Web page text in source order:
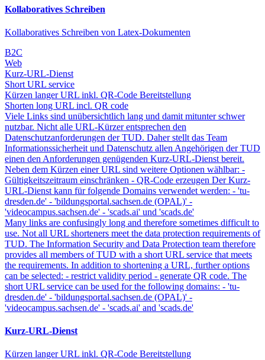
Kollaboratives Schreiben
Kollaboratives Schreiben von Latex-Dokumenten
B2C
Web
Kurz-URL-Dienst
Short URL service
Kürzen langer URL inkl. QR-Code Bereitstellung
Shorten long URL incl. QR code
Viele Links sind unübersichtlich lang und damit mitunter schwer
nutzbar. Nicht alle URL-Kürzer entsprechen den
Datenschutzanforderungen der TUD. Daher stellt das Team
Informationssicherheit und Datenschutz allen Angehörigen der TUD
einen den Anforderungen genügenden Kurz-URL-Dienst bereit.
Neben dem Kürzen einer URL sind weitere Optionen wählbar: -
Gültigkeitszeitraum einschränken - QR-Code erzeugen Der Kurz-
URL-Dienst kann für folgende Domains verwendet werden: - 'tu-
dresden.de' - 'bildungsportal.sachsen.de (OPAL)' -
'videocampus.sachsen.de' - 'scads.ai' und 'scads.de'
Many links are confusingly long and therefore sometimes difficult to
use. Not all URL shorteners meet the data protection requirements of
TUD. The Information Security and Data Protection team therefore
provides all members of TUD with a short URL service that meets
the requirements. In addition to shortening a URL, further options
can be selected: - restrict validity period - generate QR code. The
short URL service can be used for the following domains: - 'tu-
dresden.de' - 'bildungsportal.sachsen.de (OPAL)' -
'videocampus.sachsen.de' - 'scads.ai' and 'scads.de'
Kurz-URL-Dienst
Kürzen langer URL inkl. QR-Code Bereitstellung